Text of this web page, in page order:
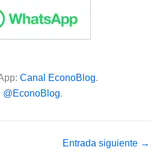
Canal EconoBlog.
@EconoBlog.
Entrada siguiente →